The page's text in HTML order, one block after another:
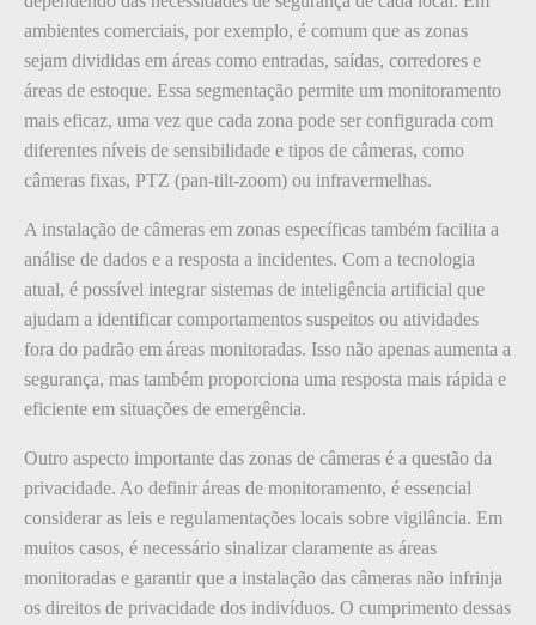
ambientes comerciais, por exemplo, é comum que as zonas
sejam divididas em áreas como entradas, saídas, corredores e
áreas de estoque. Essa segmentação permite um monitoramento
mais eficaz, uma vez que cada zona pode ser configurada com
diferentes níveis de sensibilidade e tipos de câmeras, como
câmeras fixas, PTZ (pan-tilt-zoom) ou infravermelhas.
A instalação de câmeras em zonas específicas também facilita a
análise de dados e a resposta a incidentes. Com a tecnologia
atual, é possível integrar sistemas de inteligência artificial que
ajudam a identificar comportamentos suspeitos ou atividades
fora do padrão em áreas monitoradas. Isso não apenas aumenta a
segurança, mas também proporciona uma resposta mais rápida e
eficiente em situações de emergência.
Outro aspecto importante das zonas de câmeras é a questão da
privacidade. Ao definir áreas de monitoramento, é essencial
considerar as leis e regulamentações locais sobre vigilância. Em
muitos casos, é necessário sinalizar claramente as áreas
monitoradas e garantir que a instalação das câmeras não infrinja
os direitos de privacidade dos indivíduos. O cumprimento dessas